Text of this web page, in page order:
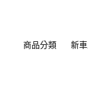
商品分類 新